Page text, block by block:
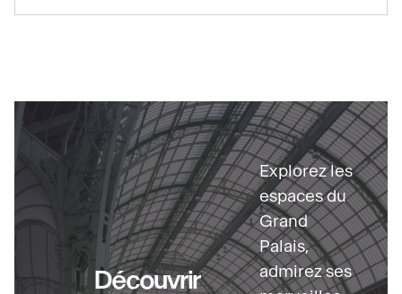
–
Ballet
Découvrir
Découvrir
Explorez les
espaces du
Grand
Palais,
admirez ses